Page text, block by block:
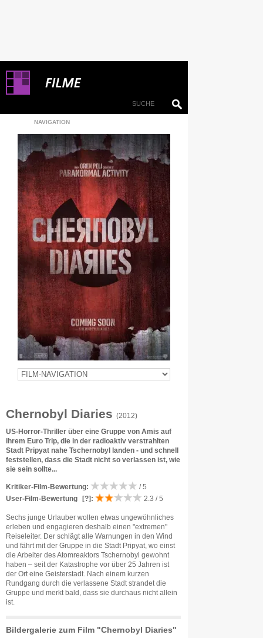
NAVIGATION
Chernobyl Diaries (2012)
US-Horror-Thriller über eine Gruppe von Amis auf
ihrem Euro Trip, die in der radioaktiv verstrahlten
Stadt Pripyat nahe Tschernobyl landen - und schnell
feststellen, dass die Stadt nicht so verlassen ist, wie
sie sein sollte...
Kritiker-Film-Bewertung:
/ 5
User-Film-Bewertung
[?] : 2.3 / 5
Sechs junge Urlauber wollen etwas ungewöhnliches
erleben und engagieren deshalb einen "extremen"
Reiseleiter. Der schlägt alle Warnungen in den Wind
und fährt mit der Gruppe in die Stadt Pripyat, wo einst
die Arbeiter des Atomreaktors Tschernobyl gewohnt
haben – seit der Katastrophe vor über 25 Jahren ist
der Ort eine Geisterstadt. Nach einem kurzen
Rundgang durch die verlassene Stadt strandet die
Gruppe und merkt bald, dass sie durchaus nicht allein
ist.
Bildergalerie zum Film "Chernobyl Diaries"